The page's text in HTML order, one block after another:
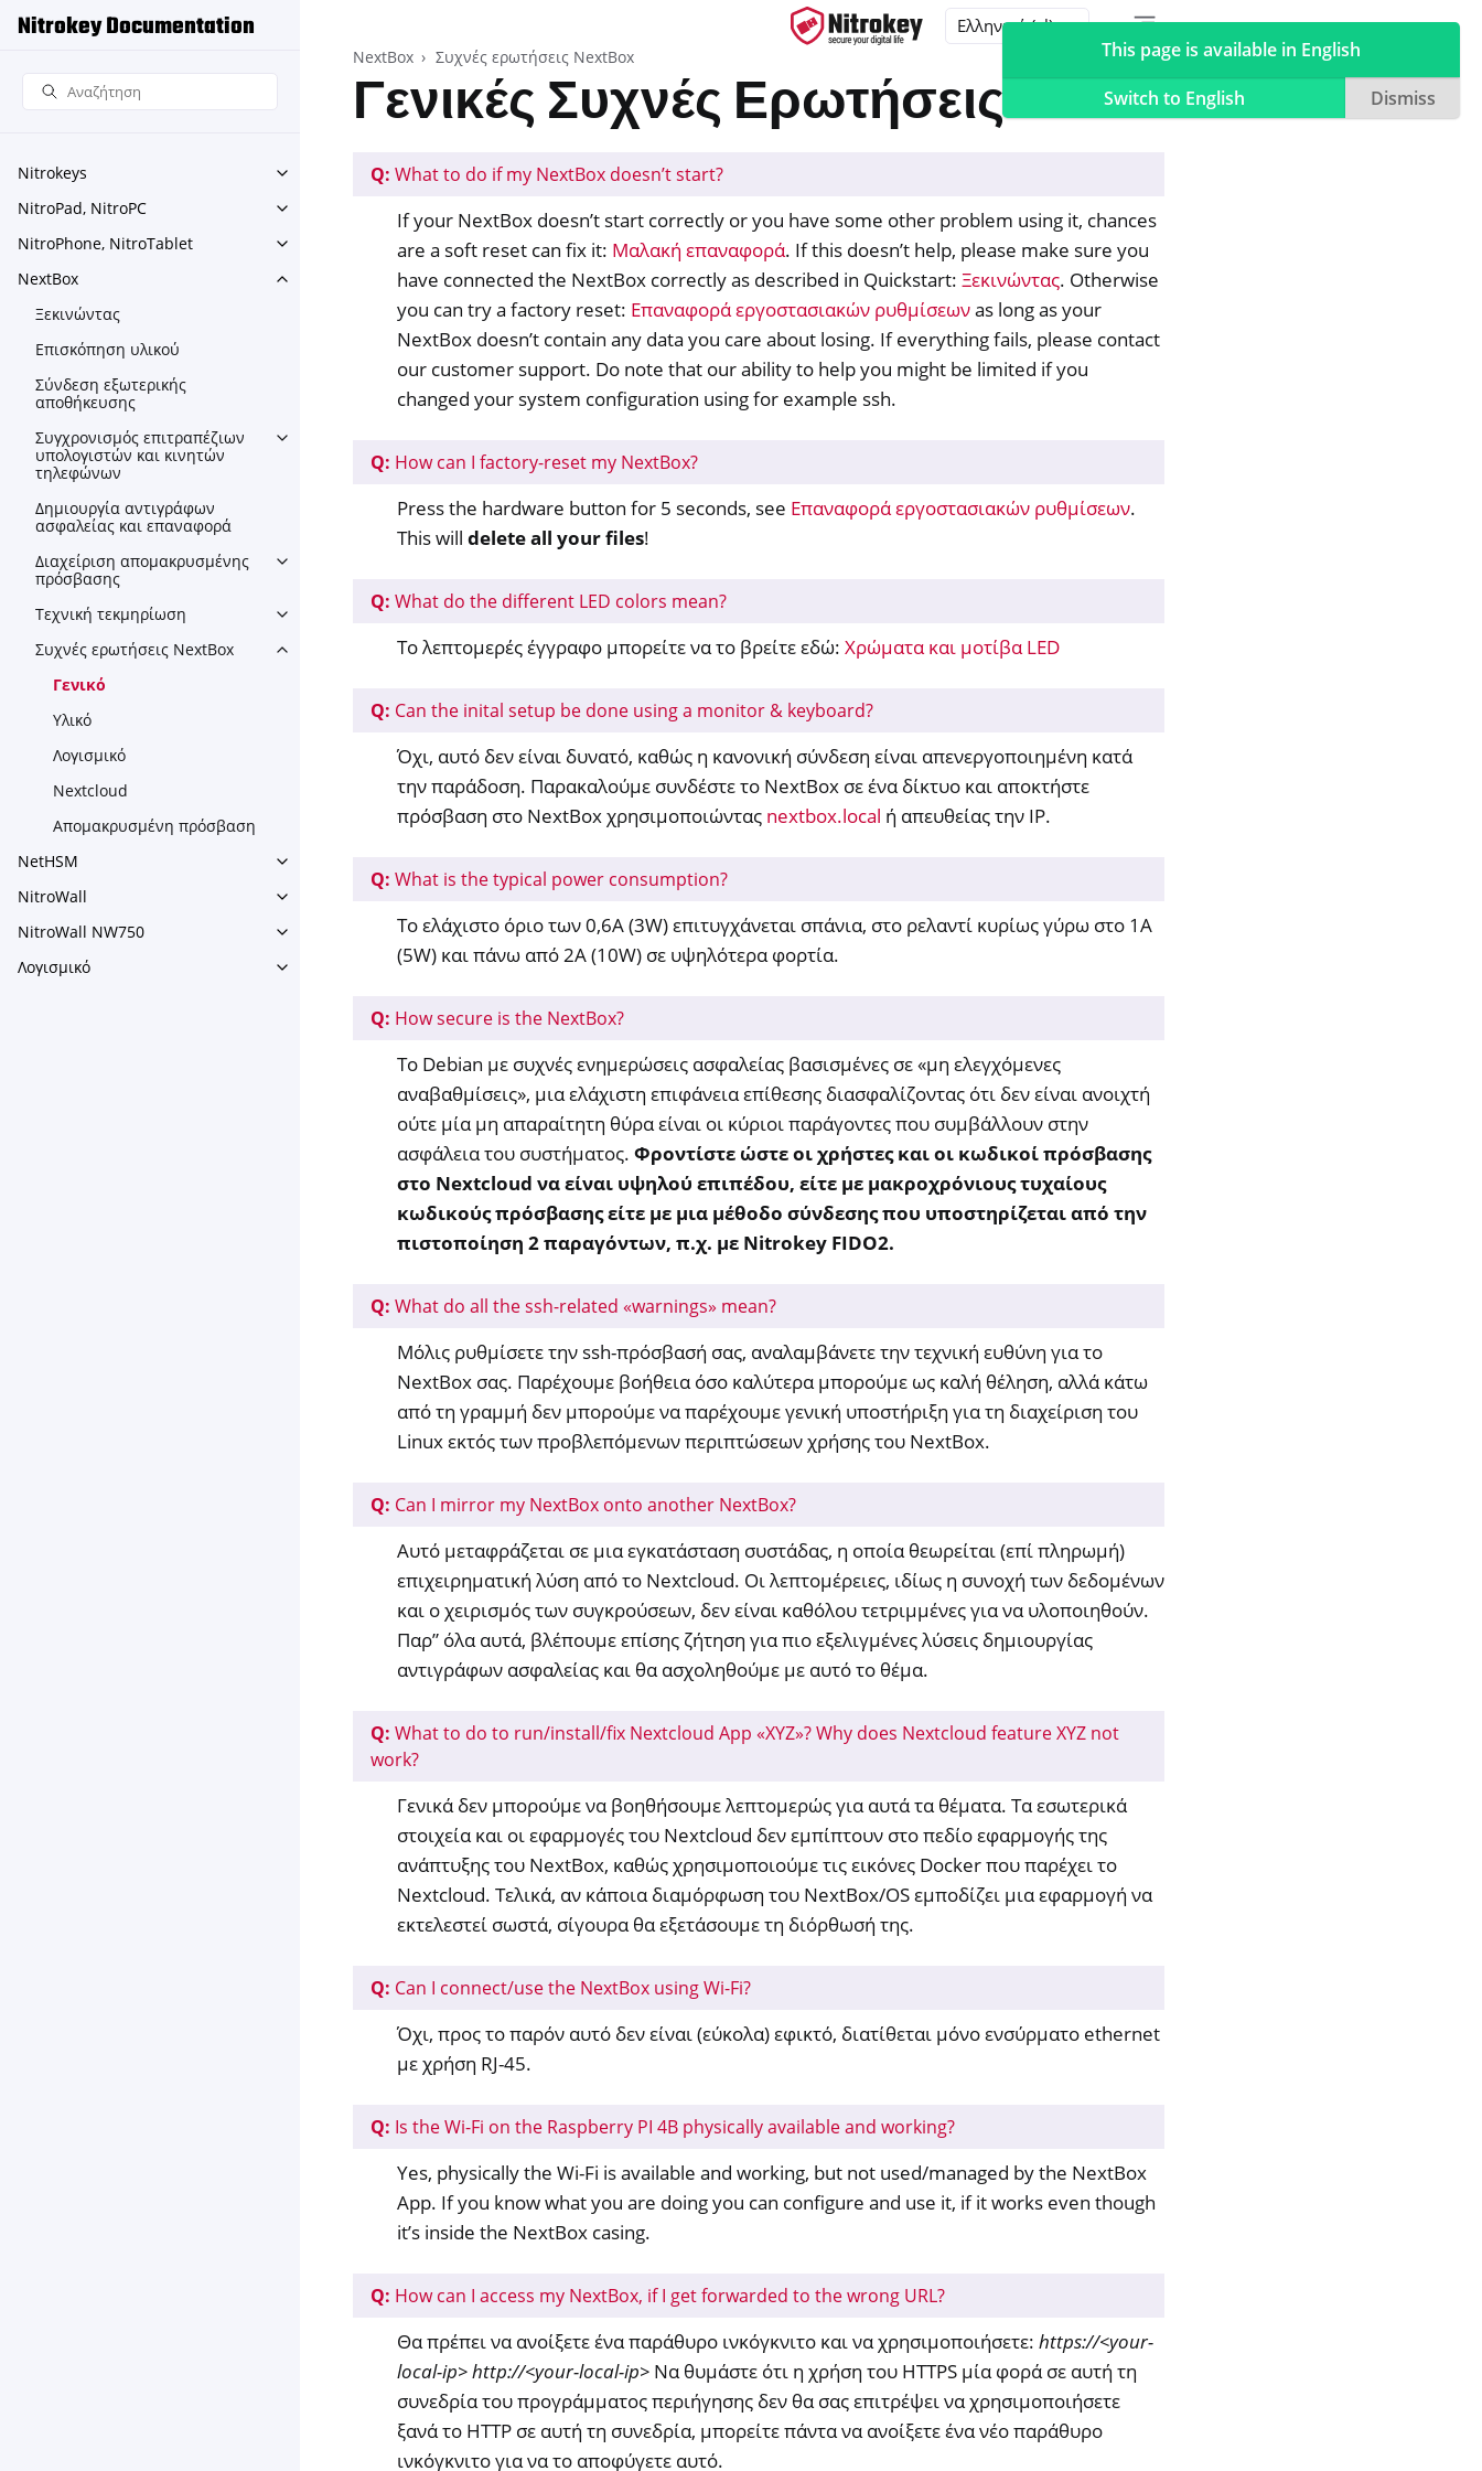
Nitrokey Documentation
Nitrokeys
Toggle navigation of Nitrokeys
NitroPad, NitroPC
Toggle navigation of NitroPad, NitroPC
NitroPhone, NitroTablet
Toggle navigation of NitroPhone, NitroTablet
NextBox
Toggle navigation of NextBox
Ξεκινώντας
Επισκόπηση υλικού
Σύνδεση εξωτερικής
αποθήκευσης
Συγχρονισμός επιτραπέζιων
υπολογιστών και κινητών
τηλεφώνων
Toggle navigation of Συγχρονισμός επιτραπέζιων υπολογιστών και κινητών τηλεφώνων
Δημιουργία αντιγράφων
ασφαλείας και επαναφορά
Διαχείριση απομακρυσμένης
πρόσβασης
Toggle navigation of Διαχείριση απομακρυσμένης πρόσβασης
Τεχνική τεκμηρίωση
Toggle navigation of Τεχνική τεκμηρίωση
Συχνές ερωτήσεις NextBox
Toggle navigation of Συχνές ερωτήσεις NextBox
Γενικό
Υλικό
Λογισμικό
Nextcloud
Απομακρυσμένη πρόσβαση
NetHSM
Toggle navigation of NetHSM
NitroWall
Toggle navigation of NitroWall
NitroWall NW750
Toggle navigation of NitroWall NW750
Λογισμικό
Toggle navigation of Λογισμικό
NextBox Συχνές ερωτήσεις NextBox
Γενικές Συχνές Ερωτήσεις
Q: What to do if my NextBox doesn’t start?
If your NextBox doesn’t start correctly or you have some other problem using it, chances
are a soft reset can fix it: Μαλακή επαναφορά. If this doesn’t help, please make sure you
have connected the NextBox correctly as described in Quickstart: Ξεκινώντας. Otherwise
you can try a factory reset: Επαναφορά εργοστασιακών ρυθμίσεωνas long as your
NextBox doesn’t contain any data you care about losing. If everything fails, please contact
our customer support. Do note that our ability to help you might be limited if you
changed your system configuration using for example ssh.
Q: How can I factory-reset my NextBox?
Press the hardware button for 5 seconds, see Επαναφορά εργοστασιακών ρυθμίσεων.
This will delete all your files!
Q: What do the different LED colors mean?
Το λεπτομερές έγγραφο μπορείτε να το βρείτε εδώ: Χρώματα και μοτίβα LED
Q: Can the inital setup be done using a monitor & keyboard?
Όχι, αυτό δεν είναι δυνατό, καθώς η κανονική σύνδεση είναι απενεργοποιημένη κατά
την παράδοση. Παρακαλούμε συνδέστε το NextBox σε ένα δίκτυο και αποκτήστε
πρόσβαση στο NextBox χρησιμοποιώντας nextbox.local ή απευθείας την IP.
Q: What is the typical power consumption?
Το ελάχιστο όριο των 0,6Α (3W) επιτυγχάνεται σπάνια, στο ρελαντί κυρίως γύρω στο 1Α
(5W) και πάνω από 2Α (10W) σε υψηλότερα φορτία.
Q: How secure is the NextBox?
Το Debian με συχνές ενημερώσεις ασφαλείας βασισμένες σε «μη ελεγχόμενες
αναβαθμίσεις», μια ελάχιστη επιφάνεια επίθεσης διασφαλίζοντας ότι δεν είναι ανοιχτή
ούτε μία μη απαραίτητη θύρα είναι οι κύριοι παράγοντες που συμβάλλουν στην
ασφάλεια του συστήματος. Φροντίστε ώστε οι χρήστες και οι κωδικοί πρόσβασης
στο Nextcloud να είναι υψηλού επιπέδου, είτε με μακροχρόνιους τυχαίους
κωδικούς πρόσβασης είτε με μια μέθοδο σύνδεσης που υποστηρίζεται από την
πιστοποίηση 2 παραγόντων, π.χ. με Nitrokey FIDO2.
Q: What do all the ssh-related «warnings» mean?
Μόλις ρυθμίσετε την ssh-πρόσβασή σας, αναλαμβάνετε την τεχνική ευθύνη για το
NextBox σας. Παρέχουμε βοήθεια όσο καλύτερα μπορούμε ως καλή θέληση, αλλά κάτω
από τη γραμμή δεν μπορούμε να παρέχουμε γενική υποστήριξη για τη διαχείριση του
Linux εκτός των προβλεπόμενων περιπτώσεων χρήσης του NextBox.
Q: Can I mirror my NextBox onto another NextBox?
Αυτό μεταφράζεται σε μια εγκατάσταση συστάδας, η οποία θεωρείται (επί πληρωμή)
επιχειρηματική λύση από το Nextcloud. Οι λεπτομέρειες, ιδίως η συνοχή των δεδομένων
και ο χειρισμός των συγκρούσεων, δεν είναι καθόλου τετριμμένες για να υλοποιηθούν.
Παρ” όλα αυτά, βλέπουμε επίσης ζήτηση για πιο εξελιγμένες λύσεις δημιουργίας
αντιγράφων ασφαλείας και θα ασχοληθούμε με αυτό το θέμα.
Q: What to do to run/install/fix Nextcloud App «XYZ»? Why does Nextcloud feature XYZ not
work?
Γενικά δεν μπορούμε να βοηθήσουμε λεπτομερώς για αυτά τα θέματα. Τα εσωτερικά
στοιχεία και οι εφαρμογές του Nextcloud δεν εμπίπτουν στο πεδίο εφαρμογής της
ανάπτυξης του NextBox, καθώς χρησιμοποιούμε τις εικόνες Docker που παρέχει το
Nextcloud. Τελικά, αν κάποια διαμόρφωση του NextBox/OS εμποδίζει μια εφαρμογή να
εκτελεστεί σωστά, σίγουρα θα εξετάσουμε τη διόρθωσή της.
Q: Can I connect/use the NextBox using Wi-Fi?
Όχι, προς το παρόν αυτό δεν είναι (εύκολα) εφικτό, διατίθεται μόνο ενσύρματο ethernet
με χρήση RJ-45.
Q: Is the Wi-Fi on the Raspberry PI 4B physically available and working?
Yes, physically the Wi-Fi is available and working, but not used/managed by the NextBox
App. If you know what you are doing you can configure and use it, if it works even though
it’s inside the NextBox casing.
Q: How can I access my NextBox, if I get forwarded to the wrong URL?
Θα πρέπει να ανοίξετε ένα παράθυρο ινκόγκνιτο και να χρησιμοποιήσετε: https://<your-
local-ip>http://<your-local-ip> Να θυμάστε ότι η χρήση του HTTPS μία φορά σε αυτή τη
συνεδρία του προγράμματος περιήγησης δεν θα σας επιτρέψει να χρησιμοποιήσετε
ξανά το HTTP σε αυτή τη συνεδρία, μπορείτε πάντα να ανοίξετε ένα νέο παράθυρο
ινκόγκνιτο για να το αποφύγετε αυτό.
This page is available in English
Switch to English
Dismiss